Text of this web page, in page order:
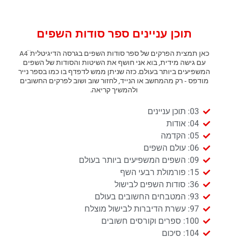
תוכן עניינים ספר סודות השפים
כאן תמצית הפרקים של ספר סודות השפים בגרסה הדיגיטליתׁ ׁA4ׂ
עם גישה מידית, בוא אני חושף את השיטות והסודות של השפים
המשפיעים ביותר בעולם. כזה שניתן ממש לדפדף בו כמו בספר נייר
מודפס - רק מהמחשב או הנייד, לחזור שוב ושוב לפרקים החשובים
ולהמשיך קריאה.
03: תוכן עניינים
04: אודות
05: הקדמה
06: עולם השפים
09: השפים המשפיעים ביותר בעולם
15: פורמולת רבעי השף
36: סודות השפים לבישול
93: המטבחים החשובים בעולם
97: עשרת הדיברות לבישול מוצלח
100: ספרים וקורסים חשובים
104: סיכום